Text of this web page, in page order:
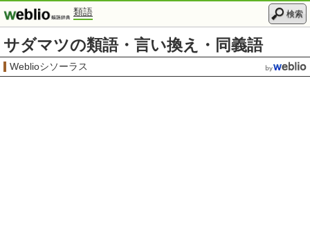
類語 検索
サダマツの類語・言い換え・同義語
Weblioシソーラス